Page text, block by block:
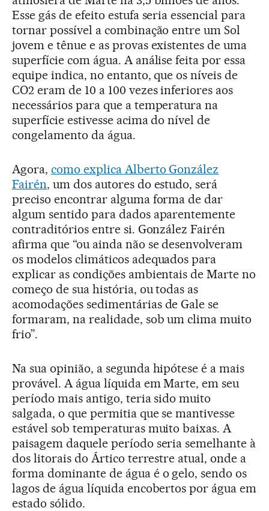
Esse gás de efeito estufa seria essencial para
tornar possível a combinação entre um Sol
jovem e tênue e as provas existentes de uma
superfície com água. A análise feita por essa
equipe indica, no entanto, que os níveis de
CO2 eram de 10 a 100 vezes inferiores aos
necessários para que a temperatura na
superfície estivesse acima do nível de
congelamento da água.
Agora, como explica Alberto González
Fairén, um dos autores do estudo, será
preciso encontrar alguma forma de dar
algum sentido para dados aparentemente
contraditórios entre si. González Fairén
afirma que “ou ainda não se desenvolveram
os modelos climáticos adequados para
explicar as condições ambientais de Marte no
começo de sua história, ou todas as
acomodações sedimentárias de Gale se
formaram, na realidade, sob um clima muito
frio”.
Na sua opinião, a segunda hipótese é a mais
provável. A água líquida em Marte, em seu
período mais antigo, teria sido muito
salgada, o que permitia que se mantivesse
estável sob temperaturas muito baixas. A
paisagem daquele período seria semelhante à
dos litorais do Ártico terrestre atual, onde a
forma dominante de água é o gelo, sendo os
lagos de água líquida encobertos por água em
estado sólido.